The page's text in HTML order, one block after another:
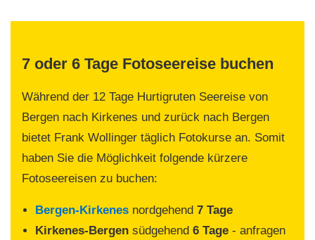
7 oder 6 Tage Fotoseereise buchen
Während der 12 Tage Hurtigruten Seereise von
Bergen nach Kirkenes und zurück nach Bergen
bietet Frank Wollinger täglich Fotokurse an. Somit
haben Sie die Möglichkeit folgende kürzere
Fotoseereisen zu buchen:
Bergen-Kirkenes nordgehend 7 Tage
Kirkenes-Bergen südgehend 6 Tage - anfragen